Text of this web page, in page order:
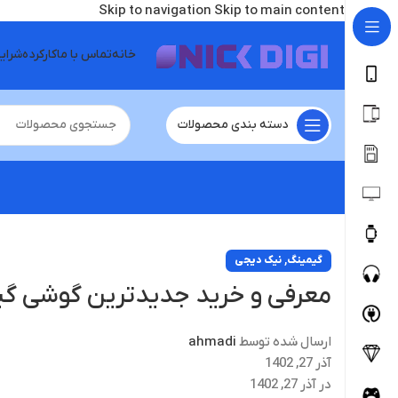
Skip to navigation Skip to main content
خانهتماس با ماکارکرده
دسته بندی محصولات
گیمینگ,نیک دیجی
معرفی و خرید جدیدترین گوشی
ارسال شده توسط ahmadi
آذر 27, 1402
در آذر 27, 1402